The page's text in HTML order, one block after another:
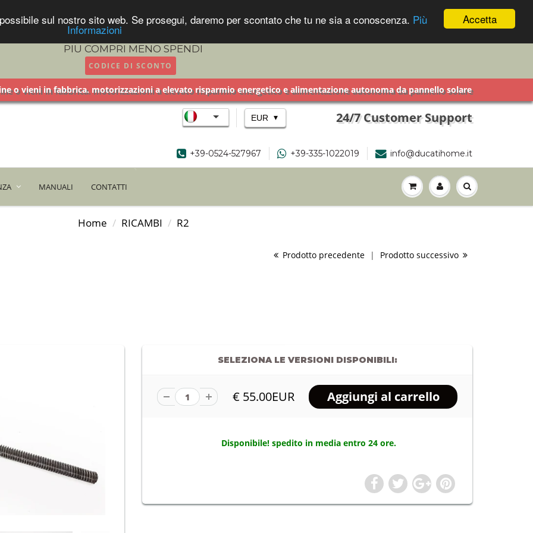
Accetta
sul nostro sito web. Se prosegui, daremo per scontato che tu ne sia a conoscenza. Più
Informazioni
PIU COMPRI MENO SPENDI
CODICE DI SCONTO
o vieni in fabbrica. motorizzazioni a elevato risparmio energetico e alimentazione autonoma da pannello solare
24/7 Customer Support
EUR ▾
+39-0524-527967 +39-335-1022019 info@ducatihome.it
MANUALI CONTATTI
Home RICAMBI R2
Prodotto precedente | Prodotto successivo
SELEZIONA LE VERSIONI DISPONIBILI:
€ 55.00EUR
Disponibile! spedito in media entro 24 ore.